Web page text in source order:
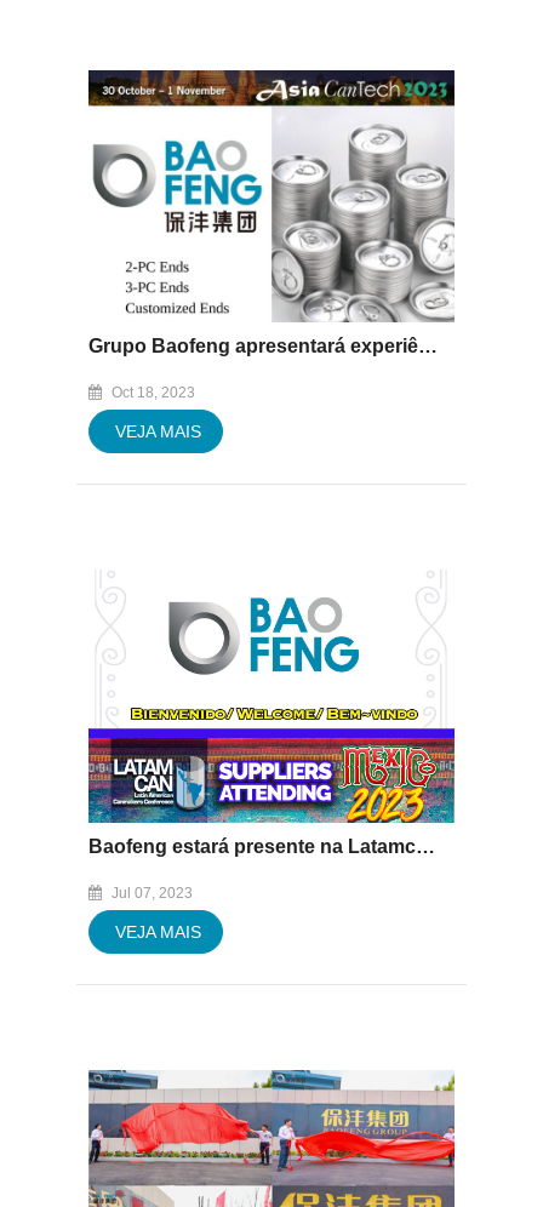
Grupo Baofeng apresentará experiência na "Asia CanTech" de 30 de outubro a 1º de novembro de 2023
Oct 18, 2023
VEJA MAIS
Baofeng estará presente na Latamcan Mexico 2023 de 12 a 14 de julho
Jul 07, 2023
VEJA MAIS